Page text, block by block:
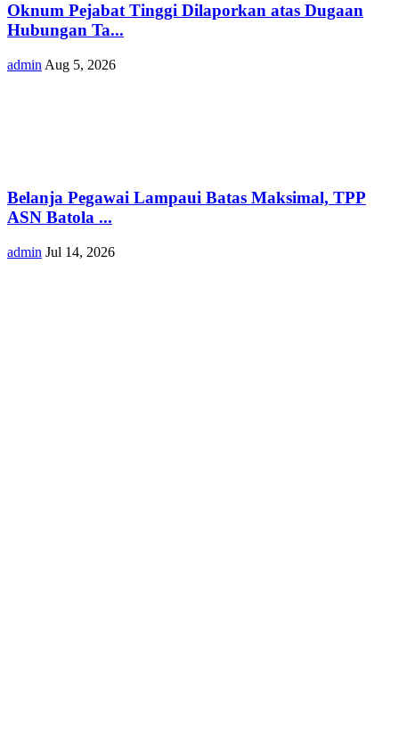
Oknum Pejabat Tinggi Dilaporkan atas Dugaan
Hubungan Ta...
admin Aug 5, 2026
Belanja Pegawai Lampaui Batas Maksimal, TPP
ASN Batola ...
admin Jul 14, 2026